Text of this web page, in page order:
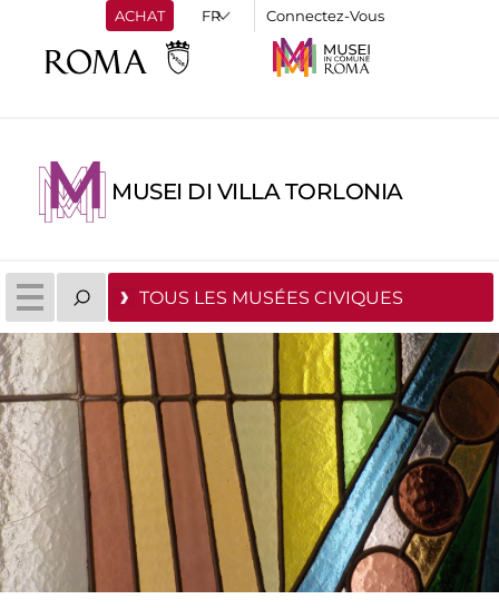
ACHAT Connectez-Vous
MUSEI DI VILLA TORLONIA
TOUS LES MUSÉES CIVIQUES